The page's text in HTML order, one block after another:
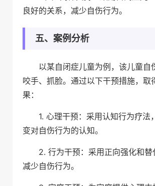
良好的关系，减少自伤行为。
五、案例分析
以某自闭症儿童为例，该儿童自
咬手、抓脸。通过以下干预措施，取
果：
1. 心理干预：采用认知行为疗法
变对自伤行为的认知。
2. 行为干预：采用正向强化和替
减少自伤行为。